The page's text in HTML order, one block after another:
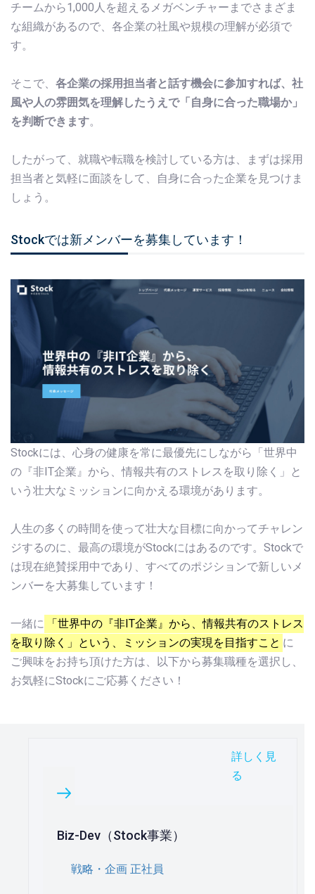
チームから1,000人を超えるメガベンチャーまでさまざま
な組織があるので、各企業の社風や規模の理解が必須で
す。
そこで、 各企業の採用担当者と話す機会に参加すれば、社
風や人の雰囲気を理解したうえで「自身に合った職場か」
を判断できます。
したがって、就職や転職を検討している方は、まずは採用
担当者と気軽に面談をして、自身に合った企業を見つけま
しょう。
Stockでは新メンバーを募集しています！
Stockには、心身の健康を常に最優先にしながら「世界中
の『非IT企業』から、情報共有のストレスを取り除く」と
いう壮大なミッションに向かえる環境があります。
人生の多くの時間を使って壮大な目標に向かってチャレン
ジするのに、最高の環境がStockにはあるのです。Stockで
は現在絶賛採用中であり、すべてのポジションで新しいメ
ンバーを大募集しています！
一緒に
「世界中の『非IT企業』から、情報共有のストレス
を取り除く」という、ミッションの実現を目指すこと に
ご興味をお持ち頂けた方は、以下から募集職種を選択し、
お気軽にStockにご応募ください！
詳しく見
る
Biz-Dev（Stock事業）
戦略・企画 正社員